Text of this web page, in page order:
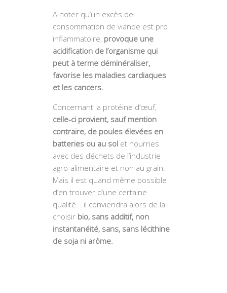
A noter qu’un excès de
consommation de viande est pro
inflammatoire, provoque une
acidification de l’organisme qui
peut à terme déminéraliser,
favorise les maladies cardiaques
et les cancers.
Concernant la protéine d’œuf,
celle-ci provient, sauf mention
contraire, de poules élevées en
batteries ou au sol et nourries
avec des déchets de l’industrie
agro-alimentaire et non au grain.
Mais il est quand même possible
d’en trouver d’une certaine
qualité… il conviendra alors de la
choisir bio, sans additif, non
instantanéité, sans, sans lécithine
de soja ni arôme.